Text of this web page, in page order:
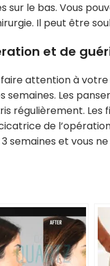
sur le bas. Vous
Il peut être
et de
attention à votre
semaines. Les
régulièrement. Les
de
semaines et vous